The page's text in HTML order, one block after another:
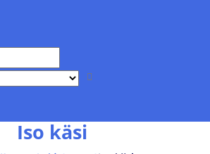
Iso käsi